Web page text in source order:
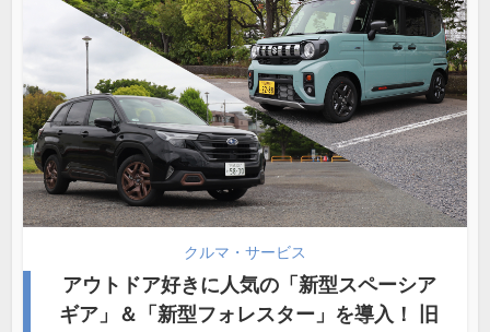
クルマ・サービス
アウトドア好きに人気の「新型スペーシア
ギア」＆「新型フォレスター」を導入！ 旧